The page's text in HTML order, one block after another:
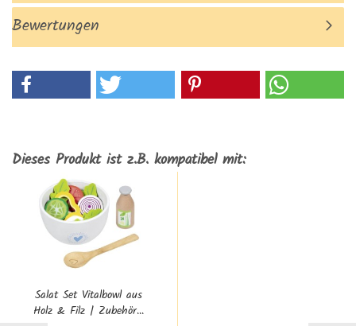
Bewertungen
Dieses Produkt ist z.B. kompatibel mit:
Salat Set Vitalbowl aus
Holz & Filz | Zubehör...